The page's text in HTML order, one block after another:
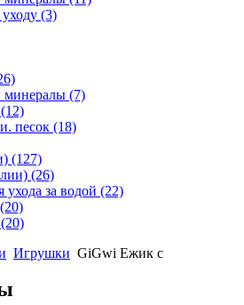
(3)
(7)
(12)
песок (18)
(127)
(26)
ухода за водой (22)
(20)
(20)
Игрушки GiGwi Ежик с